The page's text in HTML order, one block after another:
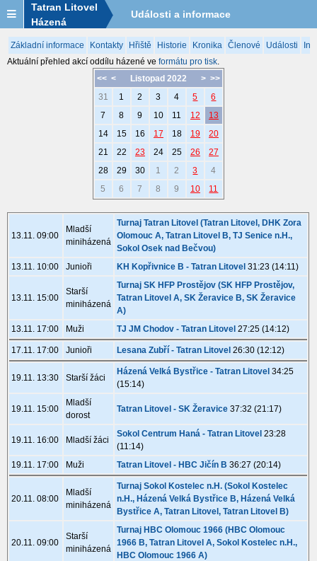
Tatran Litovel
Házená
Události a informace
Základní informace Kontakty Hřiště Historie Kronika Členové Události
Aktuální přehled akcí oddílu házené ve formátu pro tisk.
<< < > >>
Listopad 2022
31
1 2 3 4 5
6
7
8 9 10 11 12
13
14
15 16 17 18 19
20
21
22 23 24 25 26
27
28
29 30 1 2 3
4
5
6 7 8 9 10 11
13.11. 09:00
Mladší
miniházená
Turnaj Tatran Litovel (Tatran Litovel, DHK Zora
Olomouc A, Tatran Litovel B, TJ Senice n.H.,
Sokol Osek nad Bečvou)
13.11. 10:00
Junioři KH Kopřivnice B - Tatran Litovel 31:23 (14:11)
13.11. 15:00
Starší
miniházená
Turnaj SK HFP Prostějov (SK HFP Prostějov,
Tatran Litovel A, SK Žeravice B, SK Žeravice
A)
13.11. 17:00
Muži TJ JM Chodov - Tatran Litovel 27:25 (14:12)
17.11. 17:00 Junioři Lesana Zubří - Tatran Litovel 26:30 (12:12)
19.11. 13:30 Starší žáci
Házená Velká Bystřice - Tatran Litovel 34:25
(15:14)
19.11. 15:00
Mladší
dorost
Tatran Litovel - SK Žeravice 37:32 (21:17)
19.11. 16:00 Mladší žáci
Sokol Centrum Haná - Tatran Litovel 23:28
(11:14)
19.11. 17:00
Muži Tatran Litovel - HBC Jičín B 36:27 (20:14)
20.11. 08:00
Mladší
miniházená
Turnaj Sokol Kostelec n.H. (Sokol Kostelec
n.H., Házená Velká Bystřice B, Házená Velká
Bystřice A, Tatran Litovel, Tatran Litovel B)
20.11. 09:00
Starší
miniházená
Turnaj HBC Olomouc 1966 (HBC Olomouc
1966 B, Tatran Litovel A, Sokol Kostelec n.H.,
HBC Olomouc 1966 A)